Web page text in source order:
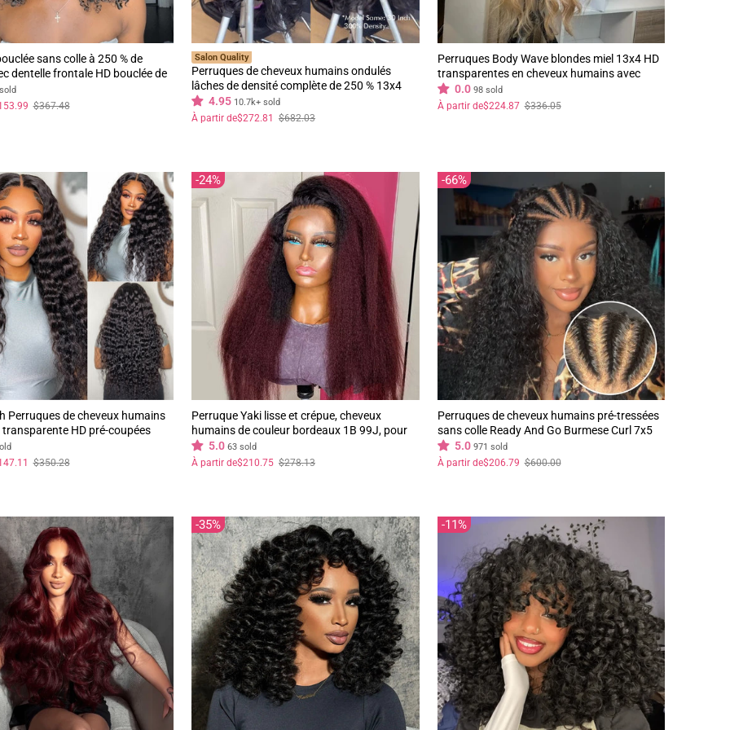
sans colle à 250 % de
dentelle frontale HD bouclée de
de cheveux naturelle pré-
$367.48
Salon Quality
Perruques de cheveux humains ondulés
lâches de densité complète de 250 % 13x4
perruques frontales en dentelle ondulée
océanique avec frange rideau-Geeta Hair
4.95 10.7k+ sold
Prix
régulier
$682.03
Prix
réduit
À partir de$272.81
Perruques Body Wave blondes miel 13x4 HD
transparentes en cheveux humains avec
racines noires pré-épilées
0.0 98 sold
Prix
régulier
$336.05
Prix
réduit
À partir de$224.87
Perruques de cheveux humains
transparente HD pré-coupées
Wave-Geeta Hair
$350.28
24%
Perruque Yaki lisse et crépue, cheveux
humains de couleur bordeaux 1B 99J, pour
femmes noires, perruque frontale en dentelle
transparente HD, pré-épilée
5.0 63 sold
Prix
régulier
$278.13
Prix
réduit
À partir de$210.75
66%
Perruques de cheveux humains pré-tressées
sans colle Ready And Go Burmese Curl 7x5
perruques de dentelle pré-coupées perruques
de dentelle frontale tressées
5.0 971 sold
Prix
régulier
$600.00
Prix
réduit
À partir de$206.79
35% 11%